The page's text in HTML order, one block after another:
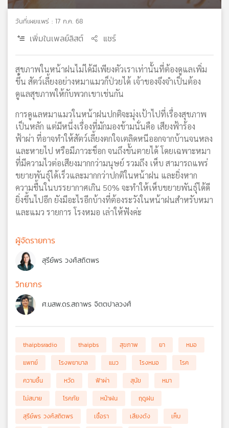
ข่าย
วันที่เผยแพร่ : 17 ก.ค. 68
เพิ่มในเพลย์ลิสต์ แชร์
สุขภาพในหน้าฝนไม่ได้มีเพียงตัวเราเท่านั้นที่ต้องดูแลเพิ่ม
ขึ้น สัตว์เลี้ยงอย่างหมาแมวก็ป่วยได้ เจ้าของจึงจำเป็นต้อง
ดูแลสุขภาพให้กับพวกเขาเช่นกัน
การดูแลหมาแมวในหน้าฝนปกติจะมุ่งเป้าไปที่เรื่องสุขภาพ
เป็นหลัก แต่มีหนึ่งเรื่องที่มักมองข้ามนั่นคือ เสียงฟ้าร้อง
ฟ้าผ่า ที่อาจทำให้สัตว์เลี้ยงตกใจเตลิดหนีออกจากบ้านจนหลง
และหายไป หรือมีภาวะช็อก จนถึงขั้นตายได้ โดยเฉพาะหมา
ที่มีความไวต่อเสียงมากกว่ามนุษย์ รวมถึง เห็บ สามารถแพร่
ขยายพันธุ์ได้เร็วและมากกว่าปกติในหน้าฝน และยิ่งหาก
ความชื้นในบรรยากาศเกิน 50% จะทำให้เห็บขยายพันธุ์ได้ดี
ยิ่งขึ้นไปอีก ยังมีอะไรอีกบ้างที่ต้องระวังในหน้าฝนสำหรับหมา
และแมว รายการ โรงหมอ เล่าให้ฟังค่ะ
ผู้จัดรายการ
สุรีย์พร วงศ์สถิตพร
วิทยากร
ศ.นสพ.ดร.สถาพร จิตตปาลวงศ์
thaipbsradio thaipbs สุขภาพ ยา
หมอ
แพทย์
โรงพยาบาล แมว โรงหมอ
โรค
ความชื้น
หวัด ฟ้าผ่า สุนัข
หมา
ไม่สบาย
โรคภัย หน้าฝน
ฤดูฝน
สุรีย์พร วงศ์สถิตพร
เชื้อรา เสียงดัง
เห็บ